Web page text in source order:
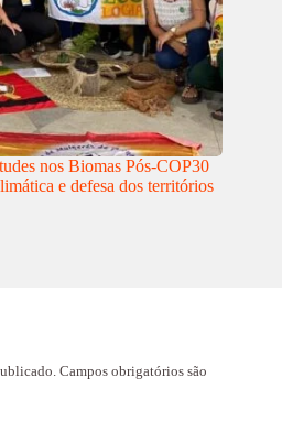
nos Biomas Pós-COP30
e defesa dos territórios
Campos obrigatórios são